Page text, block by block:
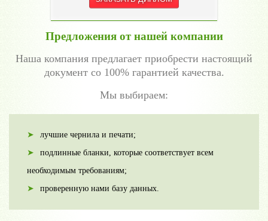
Предложения от нашей компании
Наша компания предлагает приобрести настоящий
документ со 100% гарантией качества.
Мы выбираем:
лучшие чернила и печати;
подлинные бланки, которые соответствует всем
необходимым требованиям;
проверенную нами базу данных.